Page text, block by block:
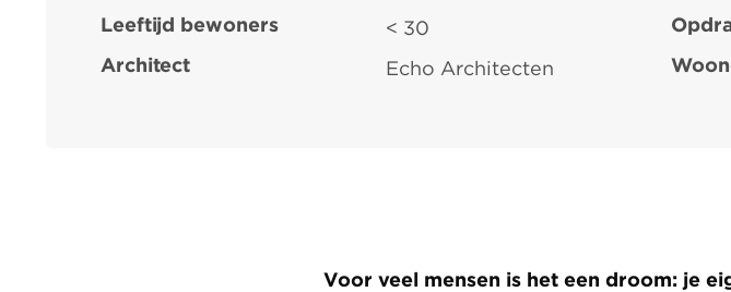
Leeftijd bewoners
< 30
Architect
Echo Architecten
Voor veel mensen is het een droom: je